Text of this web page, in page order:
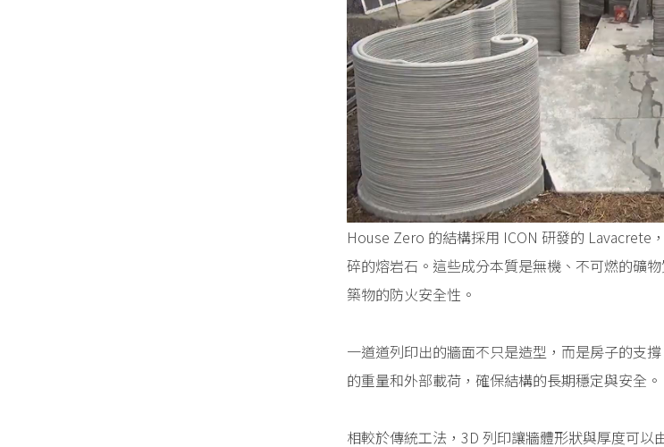
House Zero 的結構採用 ICON 研發的 Lavacrete
碎的熔岩石。這些成分本質是無機、不可燃的礦
築物的防火安全性。
一道道列印出的牆面不只是造型，而是房子的支
的重量和外部載荷，確保結構的長期穩定與安全。
相較於傳統工法，3D 列印讓牆體形狀與厚度可